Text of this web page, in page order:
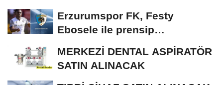
Erzurumspor FK, Festy
Ebosele ile prensip
anlaşmasına vardı
MERKEZİ DENTAL ASPİRATÖR
SATIN ALINACAK